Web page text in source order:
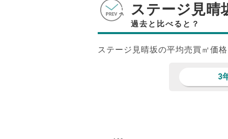
ステージ見晴
過去と比べると？
ステージ見晴坂の平均売買㎡価
3